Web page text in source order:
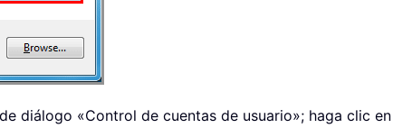
diálogo «Control de cuentas de usuario»; haga clic